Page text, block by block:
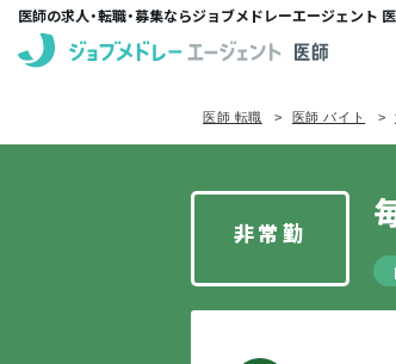
医師の求人・転職・募集ならジョブメドレーエージェント
医師 転職 医師 バイト
非常勤